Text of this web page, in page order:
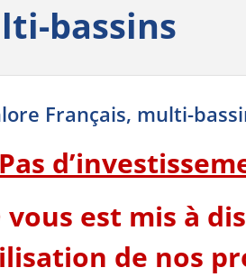
bassins
Français, multi-
Pas
vous est mis à
de nos